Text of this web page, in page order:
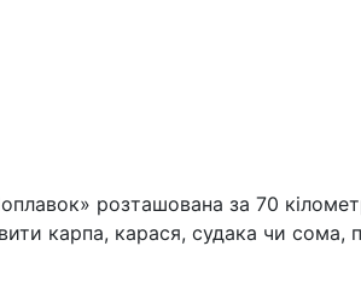
розташована за 70
карпа, карася, судака чи